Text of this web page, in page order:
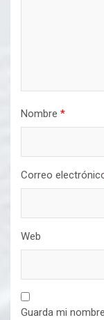
Nombre *
Correo
Web
Guarda mi